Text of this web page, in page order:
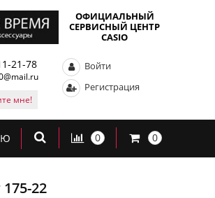
ОФИЦИАЛЬНЫЙ
СЕРВИСНЫЙ ЦЕНТР
CASIO
21-78
мне!
Войти
Регистрация
0 0
22